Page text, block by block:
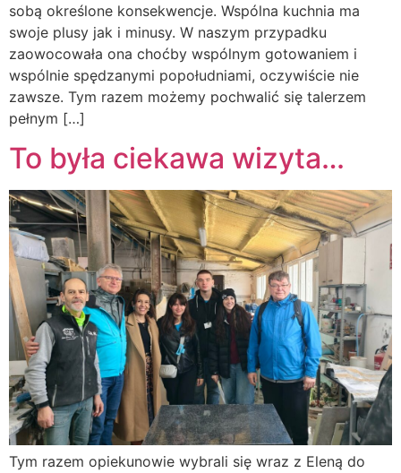
sobą określone konsekwencje. Wspólna kuchnia ma
swoje plusy jak i minusy. W naszym przypadku
zaowocowała ona choćby wspólnym gotowaniem i
wspólnie spędzanymi popołudniami, oczywiście nie
zawsze. Tym razem możemy pochwalić się talerzem
pełnym […]
To była ciekawa wizyta…
Tym razem opiekunowie wybrali się wraz z Eleną do